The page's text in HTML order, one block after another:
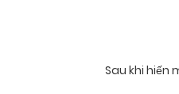
Sau khi hiến